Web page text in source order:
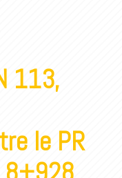
113,
le PR